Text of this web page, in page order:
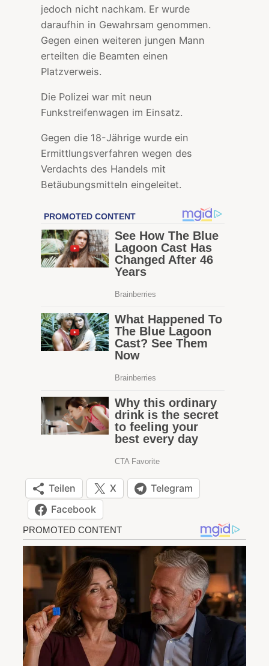
jedoch nicht nachkam. Er wurde
daraufhin in Gewahrsam genommen.
Gegen einen weiteren jungen Mann
erteilten die Beamten einen
Platzverweis.
Die Polizei war mit neun
Funkstreifenwagen im Einsatz.
Gegen die 18-Jährige wurde ein
Ermittlungsverfahren wegen des
Verdachts des Handels mit
Betäubungsmitteln eingeleitet.
Teilen X
Telegram
Facebook